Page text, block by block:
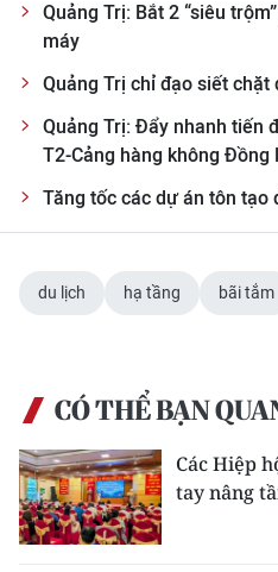
Quảng Trị: Bắt 2 “siêu
máy
Quảng Trị chỉ đạo siết
Quảng Trị: Đẩy nhanh tiến
T2-Cảng hàng không Đồng
Tăng tốc các dự án tôn tạo
du lịch hạ tầng bãi tắm
CÓ THỂ BẠN
Các Hiệp
tay nâng